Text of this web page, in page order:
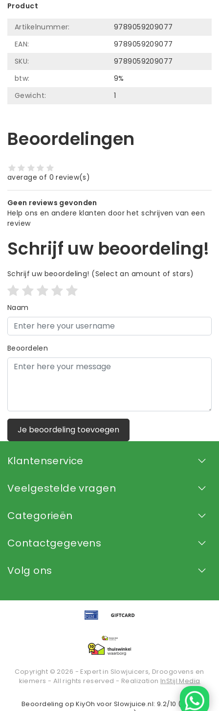
Product
Artikelnummer:
9789059209077
EAN:
9789059209077
SKU:
9789059209077
btw:
9%
Gewicht:
1
Beoordelingen
average of 0 review(s)
Geen reviews gevonden
Help ons en andere klanten door het schrijven van een
review
Schrijf uw beoordeling!
Schrijf uw beoordeling! (Select an amount of stars)
Naam
Beoordelen
Je beoordeling toevoegen
Klantenservice
Veelgestelde vragen
Categorieën
Contactgegevens
Volg ons
Copyright © 2026 - Expert in Slowjuicers, Droogovens en
kiemers - All rights reserved - Realization InStijl Media
Beoordeling opKiyOh voor Slowjuice.nl: 9.2/10 (2936